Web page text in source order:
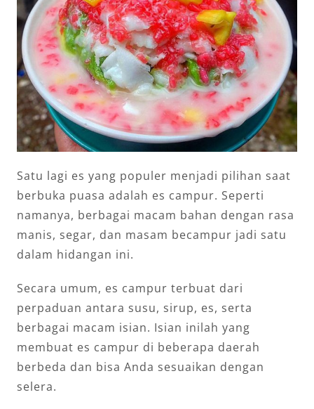
Satu lagi es yang populer menjadi pilihan saat
berbuka puasa adalah es campur. Seperti
namanya, berbagai macam bahan dengan rasa
manis, segar, dan masam becampur jadi satu
dalam hidangan ini.
Secara umum, es campur terbuat dari
perpaduan antara susu, sirup, es, serta
berbagai macam isian. Isian inilah yang
membuat es campur di beberapa daerah
berbeda dan bisa Anda sesuaikan dengan
selera.